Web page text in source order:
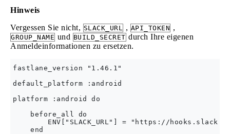
Hinweis
Vergessen Sie nicht, SLACK_URL , API_TOKEN ,
GROUP_NAME und BUILD_SECRET durch Ihre eigenen
Anmeldeinformationen zu ersetzen.
fastlane_version "1.46.1"
default_platform :android
platform :android do
    before_all do
ENV["SLACK_URL"] = "https://
    end